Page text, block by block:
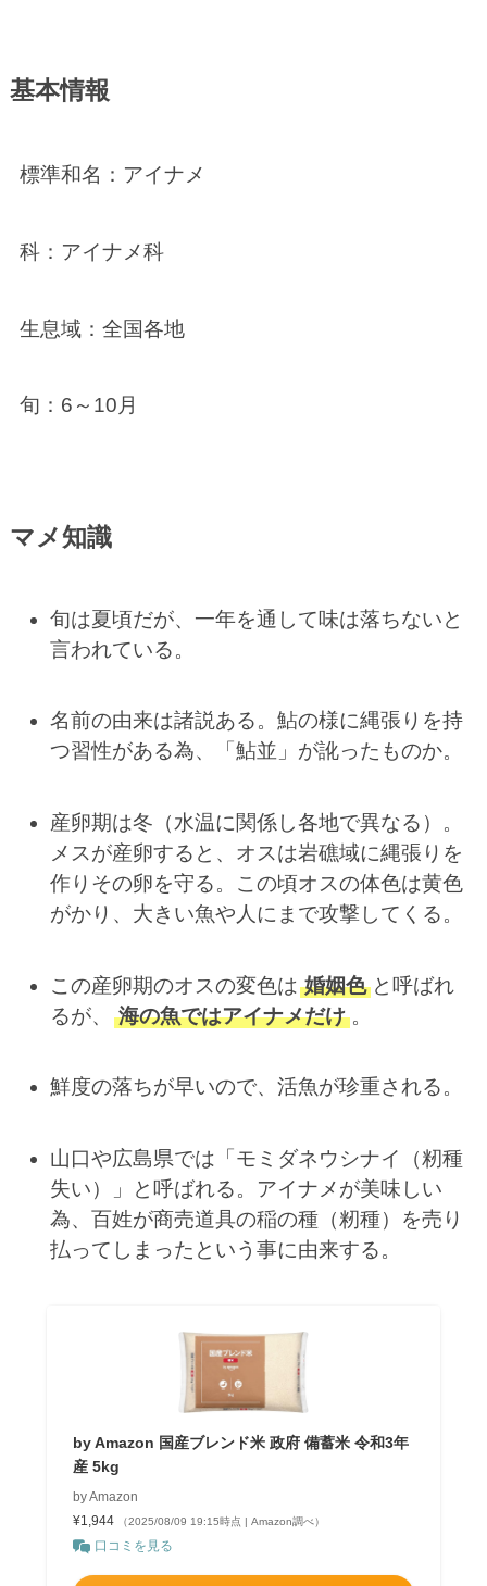
基本情報
標準和名：アイナメ
科：アイナメ科
生息域：全国各地
旬：6～10月
マメ知識
旬は夏頃だが、一年を通して味は落ちないと
言われている。
名前の由来は諸説ある。鮎の様に縄張りを持
つ習性がある為、「鮎並」が訛ったものか。
産卵期は冬（水温に関係し各地で異なる）。
メスが産卵すると、オスは岩礁域に縄張りを
作りその卵を守る。この頃オスの体色は黄色
がかり、大きい魚や人にまで攻撃してくる。
この産卵期のオスの変色は 婚姻色 と呼ばれ
るが、
海の魚ではアイナメだけ 。
鮮度の落ちが早いので、活魚が珍重される。
山口や広島県では「モミダネウシナイ（籾種
失い）」と呼ばれる。アイナメが美味しい
為、百姓が商売道具の稲の種（籾種）を売り
払ってしまったという事に由来する。
by Amazon 国産ブレンド米 政府 備蓄米 令和3年
産 5kg
by Amazon
¥1,944
（2025/08/09 19:15時点 | Amazon調べ）
口コミを見る